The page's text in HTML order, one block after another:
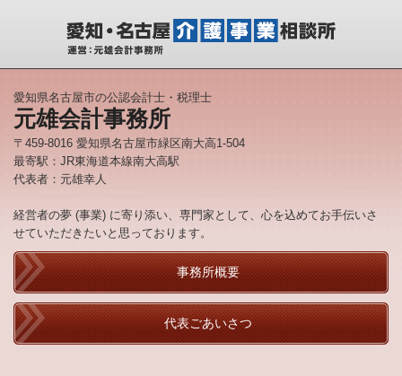
愛知県名古屋市の公認会計士・税理士
元雄会計事務所
〒459-8016 愛知県名古屋市緑区南大高1-504
最寄駅：JR東海道本線南大高駅
代表者：元雄幸人
経営者の夢 (事業) に寄り添い、専門家として、心を込めてお手伝いさ
せていただきたいと思っております。
事務所概要
代表ごあいさつ